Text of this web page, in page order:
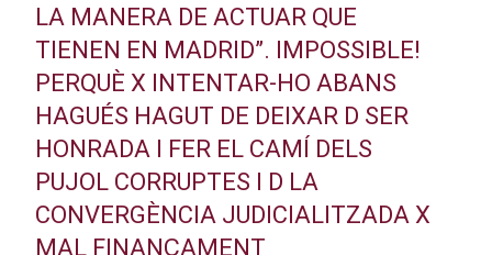
LA MANERA DE ACTUAR QUE
TIENEN EN MADRID”. IMPOSSIBLE!
PERQUÈ X INTENTAR-HO ABANS
HAGUÉS HAGUT DE DEIXAR D SER
HONRADA I FER EL CAMÍ DELS
PUJOL CORRUPTES I D LA
CONVERGÈNCIA JUDICIALITZADA X
MAL FINANÇAMENT